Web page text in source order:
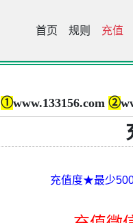
首页 规则 充值
小苹果133156.com
①www.133156.com ②
充值度★最少